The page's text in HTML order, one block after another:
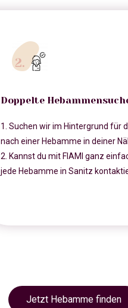
Doppelte
1. Suchen wir im Hintergrund für
nach einer Hebamme in deiner
2. Kannst du mit FIAMI ganz
jede Hebamme in Sanitz
Jetzt Hebamme finden